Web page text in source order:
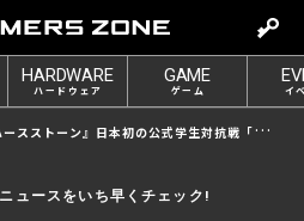
e
t
HARDWARE
ハードウェア
GAME
ゲーム イ
ストーン』日本初の公式学生対抗戦「ハースストーン学生対抗戦 ダラランの喧嘩」開催！
ュースをいち早くチェック!